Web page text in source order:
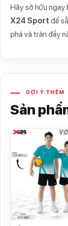
Hãy sở hữu
X24 Sport để
phá và tràn đầy
GỢI Ý THÊM
Sản